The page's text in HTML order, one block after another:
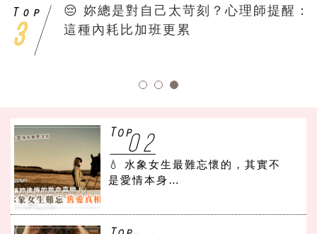
😔 妳總是對自己太苛刻？心理師提醒：
這種內耗比加班更累
💧 水象女生最難忘懷的，其實不
是愛情本身…